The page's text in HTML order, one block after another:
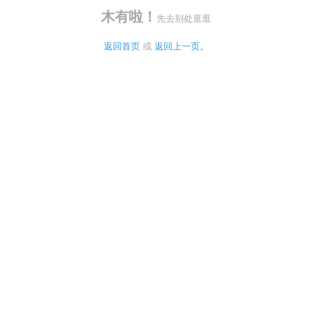
木有啦！ 先去别处逛逛
返回首页 或 返回上一页。